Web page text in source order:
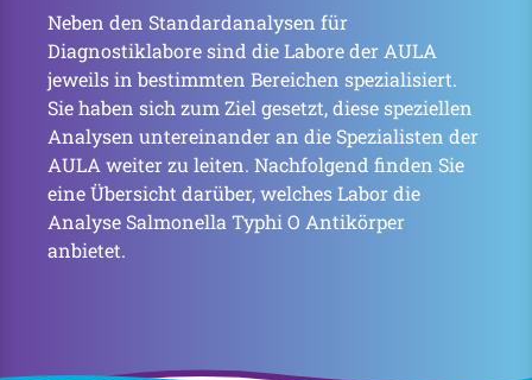
Neben den Standardanalysen für
Diagnostiklabore sind die Labore der AULA
jeweils in bestimmten Bereichen spezialisiert.
Sie haben sich zum Ziel gesetzt, diese speziellen
Analysen untereinander an die Spezialisten der
AULA weiter zu leiten. Nachfolgend finden Sie
eine Übersicht darüber, welches Labor die
Analyse Salmonella Typhi O Antikörper
anbietet.